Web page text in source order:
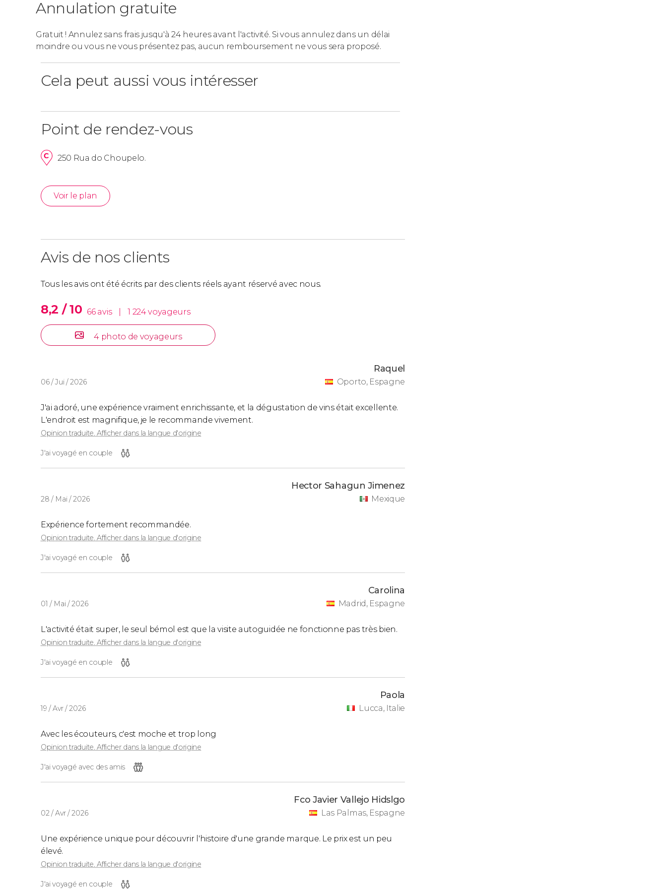
Annulation gratuite
Gratuit ! Annulez sans frais jusqu'à 24 heures avant l'activité. Si vous annulez dans un délai
moindre ou vous ne vous présentez pas, aucun remboursement ne vous sera proposé.
Cela peut aussi vous intéresser
Point de rendez-vous
250 Rua do Choupelo.
Voir le plan
Avis de nos clients
Tous les avis ont été écrits par des clients réels ayant réservé avec nous.
8,2 / 10 66 avis 1 224 voyageurs
4 photo de voyageurs
06 / Jui / 2026
Raquel
Oporto, Espagne
J'ai adoré, une expérience vraiment enrichissante, et la dégustation de vins était excellente.
L'endroit est magnifique, je le recommande vivement.
Opinion traduite. Afficher dans la langue d'origine
J'ai voyagé en couple
28 / Mai / 2026
Hector Sahagun Jimenez
Mexique
Expérience fortement recommandée.
Opinion traduite. Afficher dans la langue d'origine
J'ai voyagé en couple
01 / Mai / 2026
Carolina
Madrid, Espagne
L'activité était super, le seul bémol est que la visite autoguidée ne fonctionne pas très bien.
Opinion traduite. Afficher dans la langue d'origine
J'ai voyagé en couple
19 / Avr / 2026
Paola
Lucca, Italie
Avec les écouteurs, c'est moche et trop long
Opinion traduite. Afficher dans la langue d'origine
J'ai voyagé avec des amis
02 / Avr / 2026
Fco Javier Vallejo Hidslgo
Las Palmas, Espagne
Une expérience unique pour découvrir l'histoire d'une grande marque. Le prix est un peu
élevé.
Opinion traduite. Afficher dans la langue d'origine
J'ai voyagé en couple